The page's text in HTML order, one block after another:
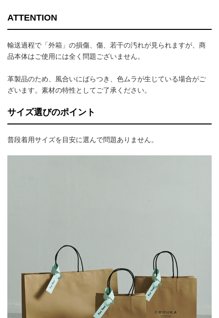
ATTENTION
輸送過程で「外箱」の損傷、傷、若干の汚れが見られますが、商
品本体はご使用には全く問題ございません。
革製品のため、風合いにばらつき、色ムラが生じている場合がご
ざいます。素材の特性としてご了承ください。
サイズ選びのポイント
普段着用サイズを目安に選んで問題ありません。